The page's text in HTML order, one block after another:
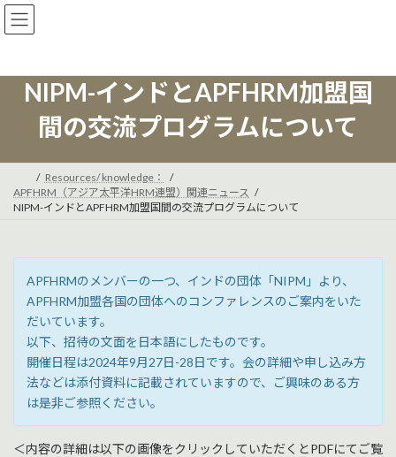
コ
ン
ツ
プ
ナ
ビ
シ
動
NIPM-インドとAPFHRM加盟国
間の交流プログラムについて
Resources/ knowledge：
APFHRM（アジア太平洋HRM連盟）関連ニュース
NIPM-インドとAPFHRM加盟国間の交流プログラムについて
APFHRMのメンバーの一つ、インドの団体「NIPM」より、
APFHRM加盟各国の団体へのコンファレンスのご案内をいた
だいています。
以下、招待の文面を日本語にしたものです。
開催日程は2024年9月27日-28日です。会の詳細や申し込み方
法などは添付資料に記載されていますので、ご興味のある方
は是非ご参照ください。
＜内容の詳細は以下の画像をクリックしていただくとPDFにてご覧